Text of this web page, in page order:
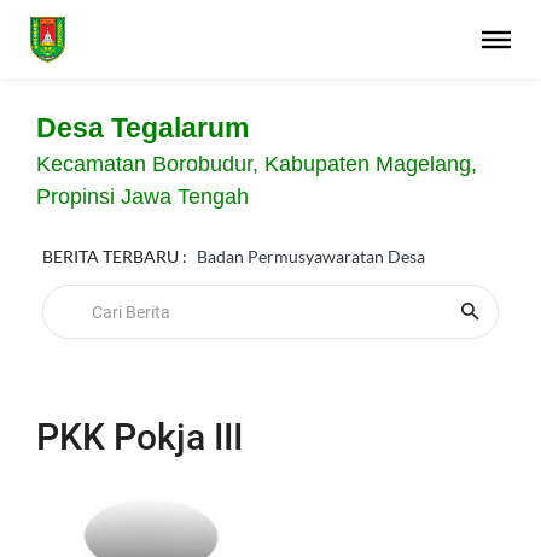
Desa Tegalarum
Kecamatan Borobudur, Kabupaten Magelang,
Propinsi Jawa Tengah
BERITA TERBARU : Badan Permusyawaratan Desa
PKK Pokja III